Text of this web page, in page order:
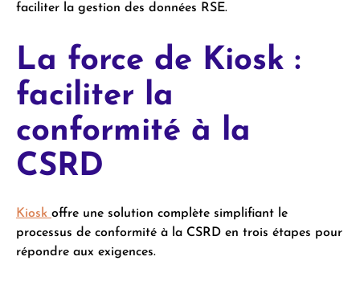
faciliter la gestion des données RSE.
La force de Kiosk :
faciliter la
conformité à la
CSRD
Kiosk offre une solution complète simplifiant le
processus de conformité à la CSRD en trois étapes pour
répondre aux exigences.